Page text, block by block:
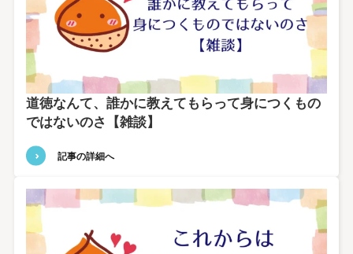
道徳なんて、誰かに教えてもらって身につくもの
ではないのさ【雑談】
記事の詳細へ